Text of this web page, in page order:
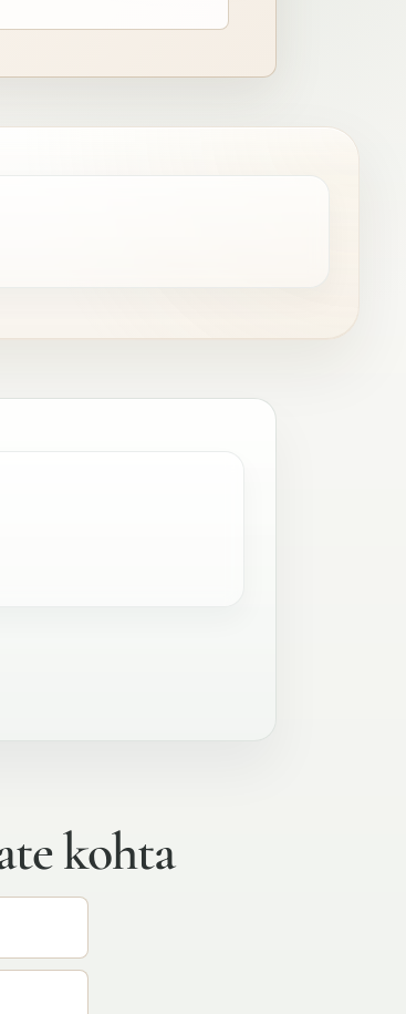
kohta